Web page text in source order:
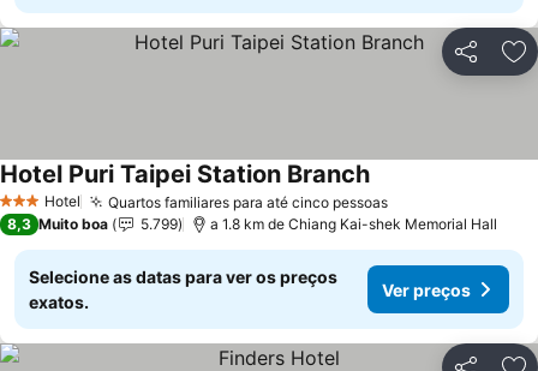
Partilhar
3 EstrelasHotel Quartos familiares para até cinco pessoasVer preços
Hotel Puri Taipei Station BranchVer preços
8,3 Muito boa 5.799 a 1.8 km de Chiang Kai-shek Memorial Hall
Selecione as datas para ver os preços
exatos.
Ver preços